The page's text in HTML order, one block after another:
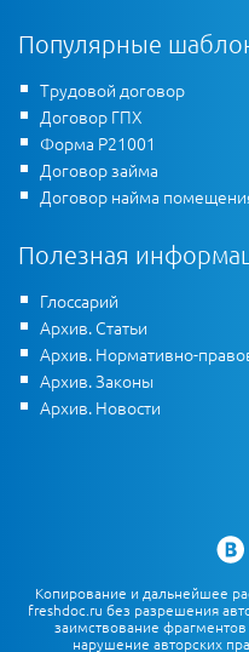
Популярные
Трудовой договор
Договор ГПХ
Форма Р21001
Договор займа
Договор найма
Полезная
Глоссарий
Архив. Статьи
Архив. Нормативно-
Архив. Законы
Архив. Новости
Копирование и дальнейшее
freshdoc.ru без разрешения
заимствование фрагментов
нарушение авторских